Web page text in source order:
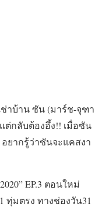
ช่าบ้าน ซัน (มาร์ช-จุฑา
กลับต้องอึ้ง!! เมื่อซัน
ยากรู้ว่าซันจะแคสงา
EP.3 ตอนใหม่
ทุ่มตรง ทางช่องวัน31